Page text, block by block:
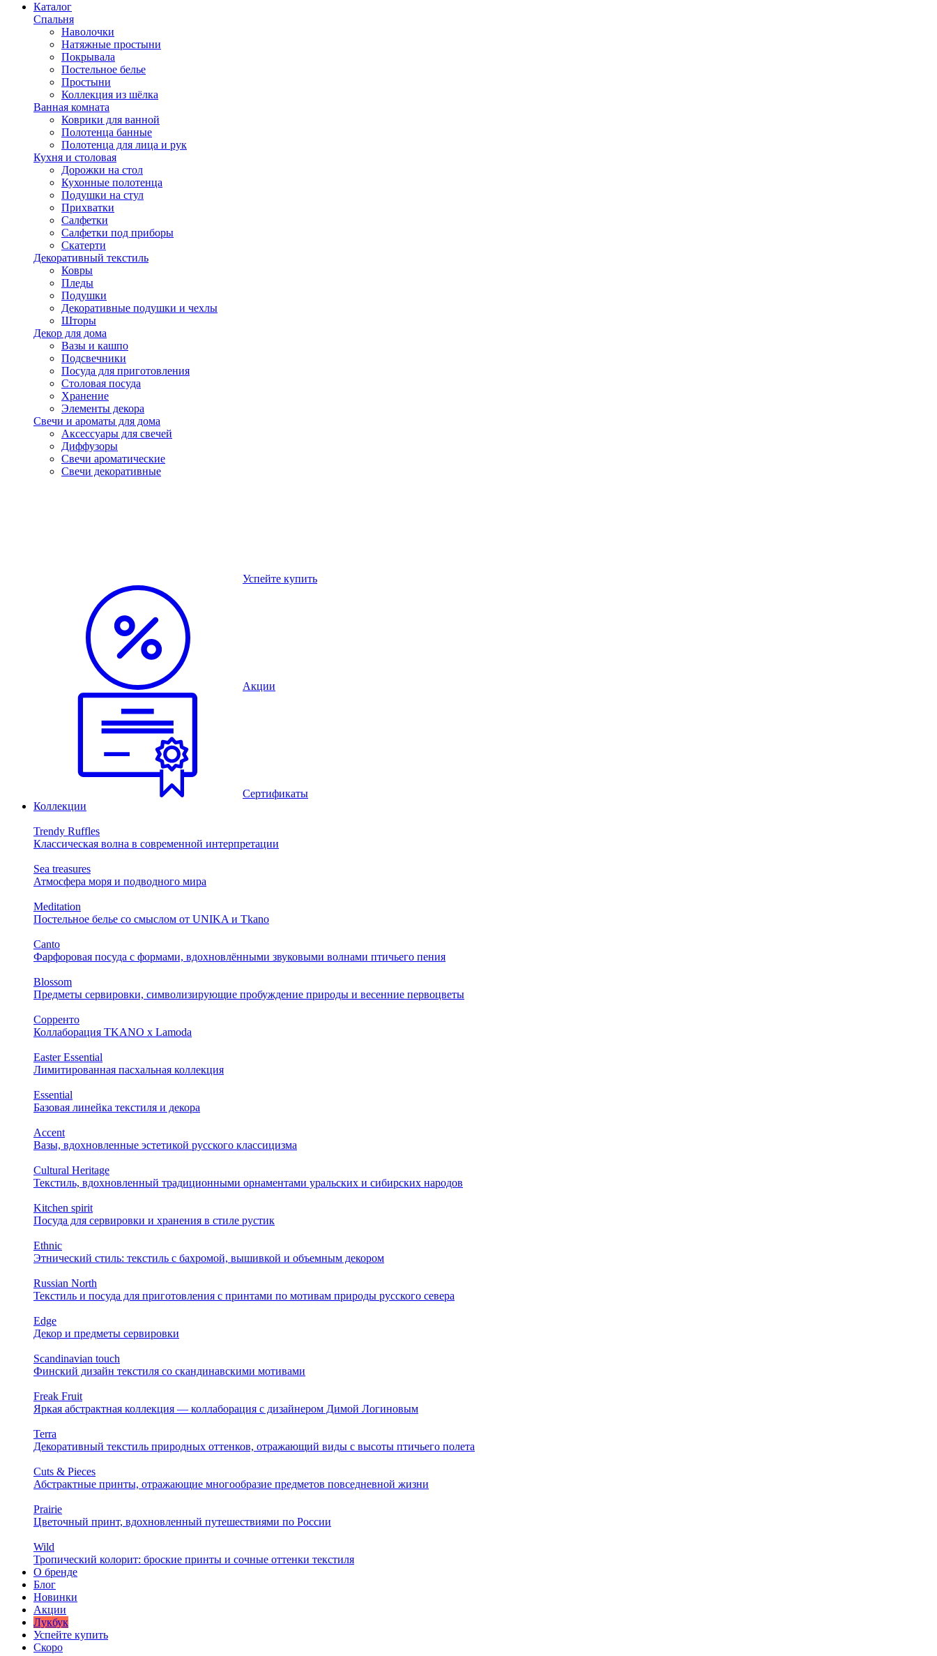
Каталог
Спальня
Наволочки
Натяжные простыни
Покрывала
Постельное белье
Простыни
Коллекция из шёлка
Ванная комната
Коврики для ванной
Полотенца банные
Полотенца для лица и рук
Кухня и столовая
Дорожки на стол
Кухонные полотенца
Подушки на стул
Прихватки
Салфетки
Салфетки под приборы
Скатерти
Декоративный текстиль
Ковры
Пледы
Подушки
Декоративные подушки и чехлы
Шторы
Декор для дома
Вазы и кашпо
Подсвечники
Посуда для приготовления
Столовая посуда
Хранение
Элементы декора
Свечи и ароматы для дома
Аксессуары для свечей
Диффузоры
Свечи ароматические
Свечи декоративные
Успейте купить
Акции
Сертификаты
Коллекции
Trendy Ruffles
Классическая волна в современной интерпретации
Sea treasures
Атмосфера моря и подводного мира
Meditation
Постельное белье со смыслом от UNIKA и Tkano
Canto
Фарфоровая посуда с формами, вдохновлёнными звуковыми волнами птичьего пения
Blossom
Предметы сервировки, символизирующие пробуждение природы и весенние первоцветы
Сорренто
Коллаборация TKANO х Lamoda
Easter Essential
Лимитированная пасхальная коллекция
Essential
Базовая линейка текстиля и декора
Accent
Вазы, вдохновленные эстетикой русского классицизма
Cultural Heritage
Текстиль, вдохновленный традиционными орнаментами уральских и сибирских народов
Kitchen spirit
Посуда для сервировки и хранения в стиле рустик
Ethnic
Этнический стиль: текстиль с бахромой, вышивкой и объемным декором
Russian North
Текстиль и посуда для приготовления с принтами по мотивам природы русского севера
Edge
Декор и предметы сервировки
Scandinavian touch
Финский дизайн текстиля со скандинавскими мотивами
Freak Fruit
Яркая абстрактная коллекция — коллаборация с дизайнером Димой Логиновым
Terra
Декоративный текстиль природных оттенков, отражающий виды с высоты птичьего полета
Cuts & Pieces
Абстрактные принты, отражающие многообразие предметов повседневной жизни
Prairie
Цветочный принт, вдохновленный путешествиями по России
Wild
Тропический колорит: броские принты и сочные оттенки текстиля
О бренде
Блог
Новинки
Акции
Лукбук
Успейте купить
Скоро